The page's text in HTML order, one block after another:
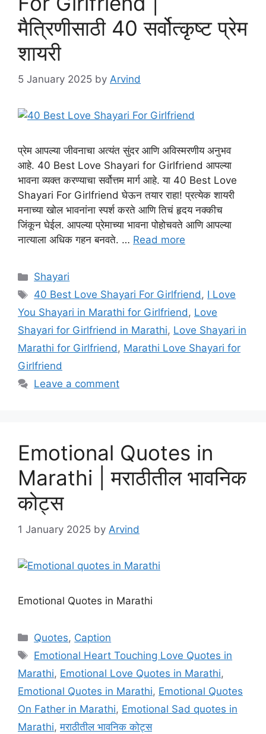
मैत्रिणीसाठी 40 सर्वोत्कृष्ट प्रेम
शायरी
5 January 2025 by Arvind
प्रेम आपल्या जीवनाचा अत्यंत सुंदर आणि अविस्मरणीय अनुभव
आहे. 40 Best Love Shayari for Girlfriend आपल्या
भावना व्यक्त करण्याचा सर्वोत्तम मार्ग आहे. या 40 Best Love
Shayari For Girlfriend घेऊन तयार राहा! प्रत्येक शायरी
मनाच्या खोल भावनांना स्पर्श करते आणि तिचं हृदय नक्कीच
जिंकून घेईल. आपल्या प्रेमाच्या भावना पोहोचवते आणि आपल्या
नात्याला अधिक गहन बनवते. … Read more
Categories
Shayari
Tags
40 Best Love Shayari For Girlfriend, I Love
You Shayari in Marathi for Girlfriend, Love
Shayari for Girlfriend in Marathi, Love Shayari in
Marathi for Girlfriend, Marathi Love Shayari for
Girlfriend
Leave a comment
Emotional Quotes in
Marathi | मराठीतील भावनिक
कोट्स
1 January 2025 by Arvind
Emotional Quotes in Marathi
Categories
Quotes, Caption
Tags
Emotional Heart Touching Love Quotes in
Marathi, Emotional Love Quotes in Marathi,
Emotional Quotes in Marathi, Emotional Quotes
On Father in Marathi, Emotional Sad quotes in
Marathi,मराठीतील भावनिक कोट्स